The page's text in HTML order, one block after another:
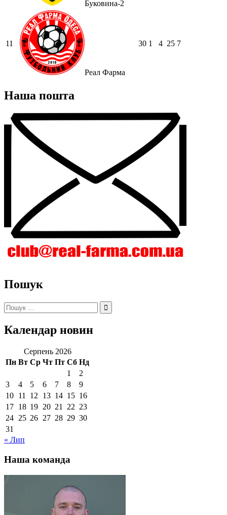
Буковина-2
11
Реал Фарма
30 1 4 25 7
Наша пошта
Пошук
Пошук:
Календар новин
Серпень 2026
Пн Вт Ср Чт Пт Сб Нд
1
2
3
4 5 6 7 8
9
10 11 12 13 14 15 16
17 18 19 20 21 22 23
24 25 26 27 28 29 30
31
« Лип
Наша команда